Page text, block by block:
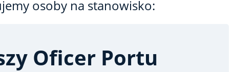
osoby na stanowisko:
Oficer Portu